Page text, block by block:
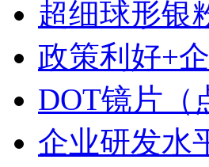
超细球形银
政策利好+
DOT镜片（
企业研发水